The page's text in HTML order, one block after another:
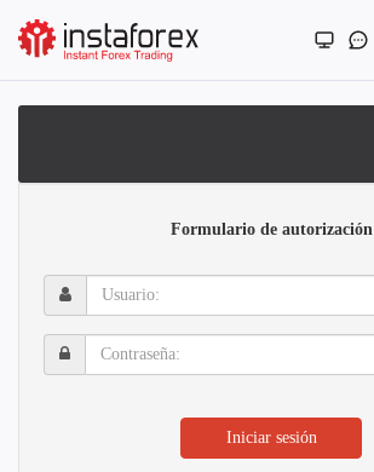
Formulario de autorización
Usuario:
Contraseña:
Iniciar sesión